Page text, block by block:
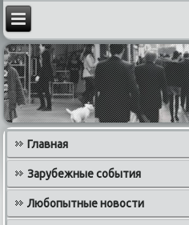
Главная
Зарубежные события
Любопытные новости